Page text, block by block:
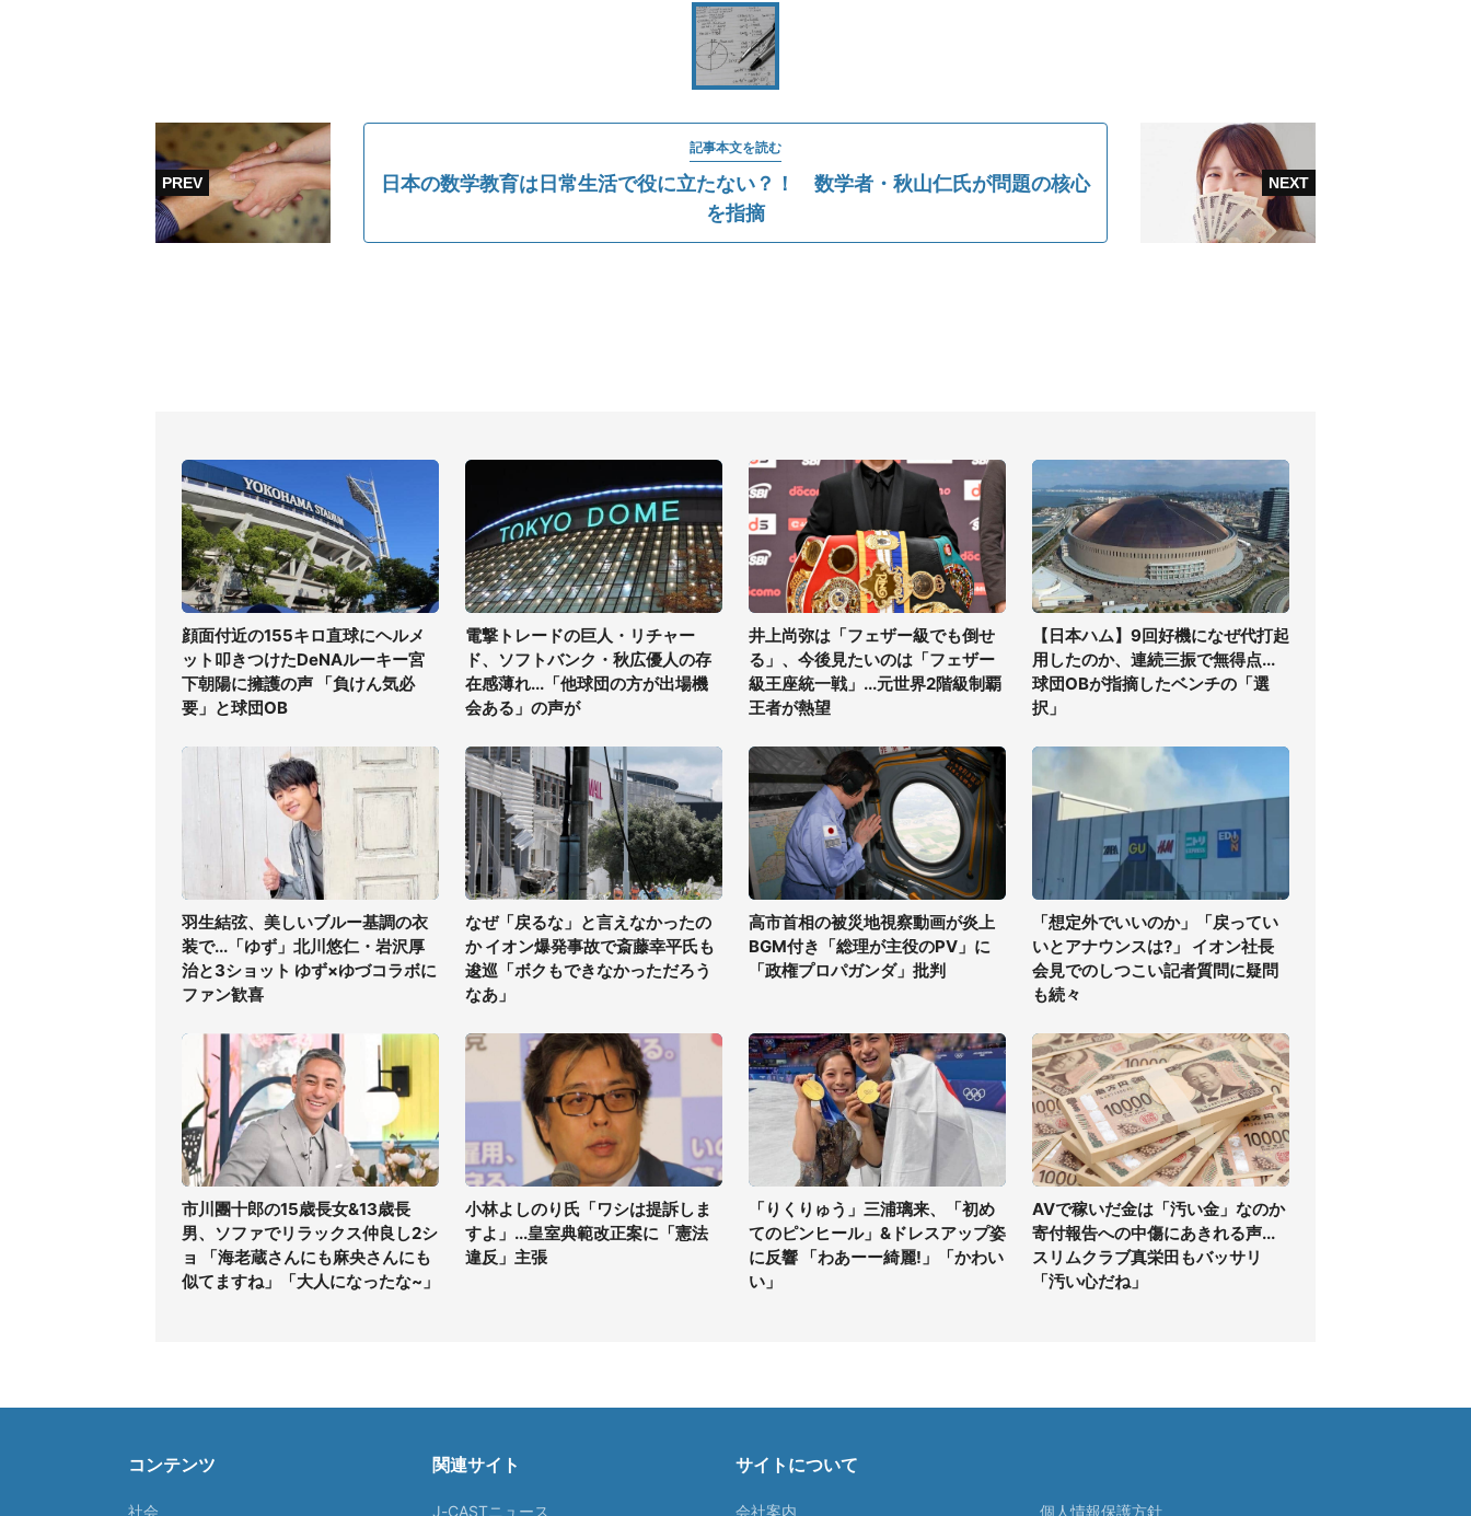
記事本文を読む
日本の数学教育は日常生活で役に立たない？！ 数学者・秋山仁氏が問題の核心
を指摘
顔面付近の155キロ直球にヘルメ
ット叩きつけたDeNAルーキー宮
下朝陽に擁護の声 「負けん気必
要」と球団OB
電撃トレードの巨人・リチャー
ド、ソフトバンク・秋広優人の存
在感薄れ...「他球団の方が出場機
会ある」の声が
井上尚弥は「フェザー級でも倒せ
る」、今後見たいのは「フェザー
級王座統一戦」...元世界2階級制覇
王者が熱望
【日本ハム】9回好機になぜ代打起
用したのか、連続三振で無得点...
球団OBが指摘したベンチの「選
択」
羽生結弦、美しいブルー基調の衣
装で...「ゆず」北川悠仁・岩沢厚
治と3ショット ゆず×ゆづコラボに
ファン歓喜
なぜ「戻るな」と言えなかったの
か イオン爆発事故で斎藤幸平氏も
逡巡「ボクもできなかっただろう
なあ」
高市首相の被災地視察動画が炎上
BGM付き「総理が主役のPV」に
「政権プロパガンダ」批判
「想定外でいいのか」「戻ってい
いとアナウンスは?」 イオン社長
会見でのしつこい記者質問に疑問
も続々
市川團十郎の15歳長女&13歳長
男、ソファでリラックス仲良し2シ
ョ 「海老蔵さんにも麻央さんにも
似てますね」「大人になったな~」
小林よしのり氏「ワシは提訴しま
すよ」...皇室典範改正案に「憲法
違反」主張
「りくりゅう」三浦璃来、「初め
てのピンヒール」&ドレスアップ姿
に反響 「わあーー綺麗!」「かわい
い」
AVで稼いだ金は「汚い金」なのか
寄付報告への中傷にあきれる声...
スリムクラブ真栄田もバッサリ
「汚い心だね」
コンテンツ
社会
関連サイト
J-CASTニュース
サイトについて
会社案内 個人情報保護方針